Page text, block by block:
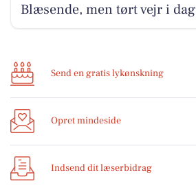
Blæsende, men tørt vejr i dag
Send en gratis lykønskning
Opret mindeside
Indsend dit læserbidrag